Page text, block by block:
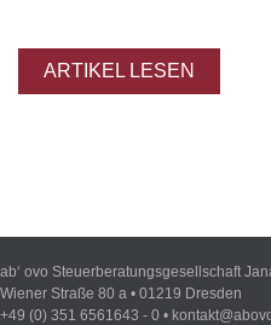
ARTIKEL LESEN
ab‘ ovo Steuerberatungsgesellschaft
Wiener Straße 80 a • 01219 Dresden
+49 (0) 351 6561643 - 0 •